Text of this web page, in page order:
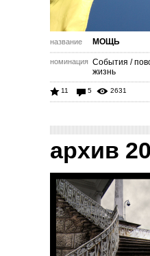
название МОЩЬ
номинация События /
жизнь
11 5 2631
архив